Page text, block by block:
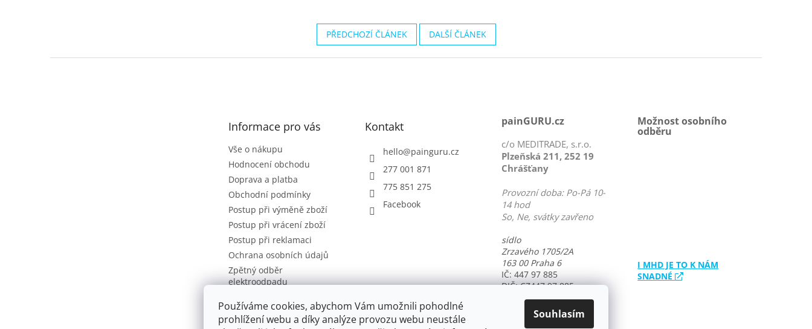
Používáme cookies, abychom Vám umožnili pohodlné
prohlížení webu a díky analýze provozu webu neustále
Souhlasím
PŘEDCHOZÍ ČLÁNEK DALŠÍ ČLÁNEK
Informace pro vás
Vše o nákupu
Hodnocení obchodu
Doprava a platba
Obchodní podmínky
Postup při výměně zboží
Postup při vrácení zboží
Postup při reklamaci
Ochrana osobních údajů
Zpětný odběr
elektroodpadu
cookie
Napište nám
Kontakt
hello@painguru.cz
277 001 871
775 851 275
Facebook
painGURU.cz
c/o MEDITRADE, s.r.o.
Plzeňská 211, 252 19
Chrášťany
Provozní doba: Po-Pá 10-
14 hod
So, Ne, svátky zavřeno
sídlo
Zrzavého 1705/2A
163 00 Praha 6
IČ: 447 97 885
DIČ: CZ447 97 885
UŽ 35 LET S VÁMI
Možnost osobního
odběru
I MHD JE TO K NÁM
SNADNÉ